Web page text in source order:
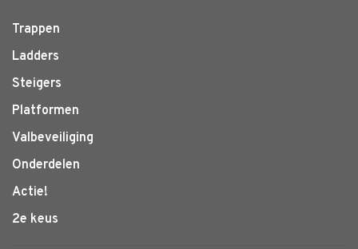
Trappen
Ladders
Steigers
Platformen
Valbeveiliging
Onderdelen
Actie!
2e keus